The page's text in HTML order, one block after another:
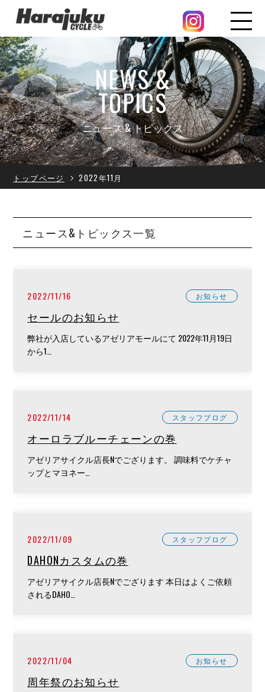
NEWS &
TOPICS
ニュース & トピックス
トップページ 2022年11月
ニュース&トピックス一覧
2022/11/16 お知らせ
セールのお知らせ
弊社が入店しているアゼリアモールにて 2022年11月19日
から1…
2022/11/14 スタッフブログ
オーロラブルーチェーンの巻
アゼリアサイクル店長Nでござります。 調味料でケチャ
ップとマヨネー…
2022/11/09 スタッフブログ
DAHONカスタムの巻
アゼリアサイクル店長Nでござります 本日はよくご依頼
されるDAHO…
2022/11/04 お知らせ
周年祭のお知らせ